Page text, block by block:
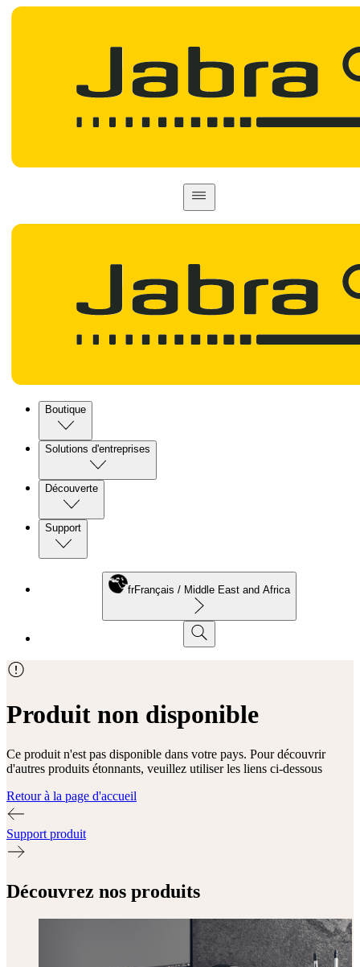
Boutique
Solutions d'entreprises
Découverte
Support
frFrançais / Middle East and Africa
Produit non disponible
Ce produit n'est pas disponible dans votre pays. Pour découvrir
d'autres produits étonnants, veuillez utiliser les liens ci-dessous
Retour à la page d'accueil
Support produit
Découvrez nos produits